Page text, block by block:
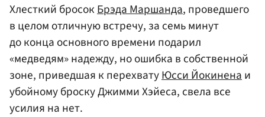
Хлесткий бросок Брэда Маршанда, проведшего
в целом отличную встречу, за семь минут
до конца основного времени подарил
«медведям» надежду, но ошибка в собственной
зоне, приведшая к перехватуЮсси Йокинена и
убойному броску Джимми Хэйеса, свела все
усилия на нет.